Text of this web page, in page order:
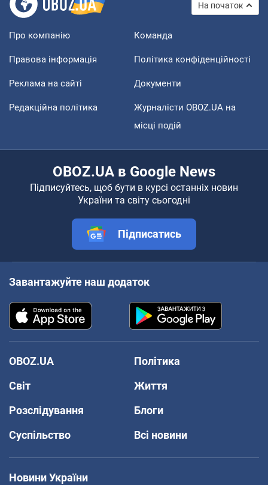
На початок
Про компанію Команда
Правова інформація Політика конфіденційності
Реклама на сайті Документи
Редакційна політика
Журналісти OBOZ.UA на
місці подій
OBOZ.UA в Google News
Підписуйтесь, щоб бути в курсі останніх новин
України та світу сьогодні
Підписатись
Завантажуйте наш додаток
OBOZ.UA
Політика
Світ
Життя
Розслідування
Блоги
Суспільство
Всі новини
Новини України